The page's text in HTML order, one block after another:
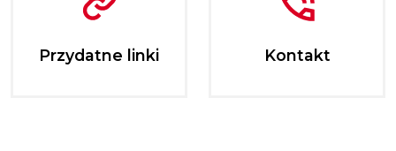
Przydatne linki Kontakt